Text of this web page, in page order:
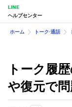
LINE
ヘルプセンター
ホーム トーク⋅通話
トーク履
や復元で